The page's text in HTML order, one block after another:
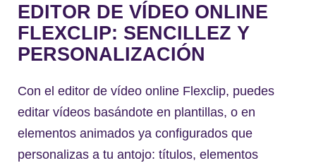
EDITOR DE VÍDEO ONLINE
FLEXCLIP: SENCILLEZ Y
PERSONALIZACIÓN
Con el editor de vídeo online Flexclip, puedes
editar vídeos basándote en plantillas, o en
elementos animados ya configurados que
personalizas a tu antojo: títulos, elementos